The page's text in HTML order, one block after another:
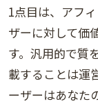
1点目は、アフ
ザーに対して価
す。汎用的で質
載することは運
ーザーはあなた